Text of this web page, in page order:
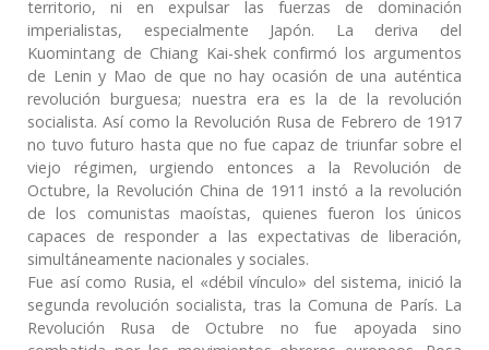
territorio, ni en expulsar las fuerzas de dominación
imperialistas, especialmente Japón. La deriva del
Kuomintang de Chiang Kai-shek confirmó los argumentos
de Lenin y Mao de que no hay ocasión de una auténtica
revolución burguesa; nuestra era es la de la revolución
socialista. Así como la Revolución Rusa de Febrero de 1917
no tuvo futuro hasta que no fue capaz de triunfar sobre el
viejo régimen, urgiendo entonces a la Revolución de
Octubre, la Revolución China de 1911 instó a la revolución
de los comunistas maoístas, quienes fueron los únicos
capaces de responder a las expectativas de liberación,
simultáneamente nacionales y sociales.
Fue así como Rusia, el «débil vínculo» del sistema, inició la
segunda revolución socialista, tras la Comuna de París. La
Revolución Rusa de Octubre no fue apoyada sino